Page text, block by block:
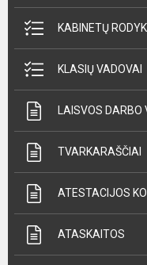
KABINETŲ
KLASIŲ VADOVAI
LAISVOS DARBO
TVARKARAŠČIAI
ATESTACIJOS
ATASKAITOS